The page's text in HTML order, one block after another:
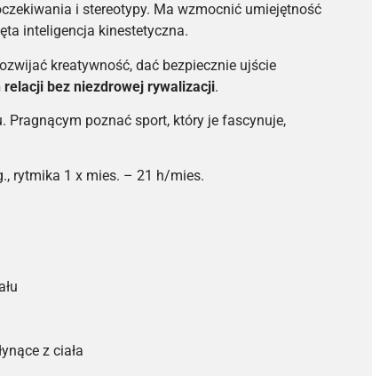
i stereotypy. Ma wzmocnić umiejętność
inteligencja kinestetyczna.
kreatywność, dać bezpiecznie ujście
bez niezdrowej rywalizacji.
Pragnącym poznać sport, który je fascynuje,
rytmika 1 x mies. – 21 h/mies.
z ciała